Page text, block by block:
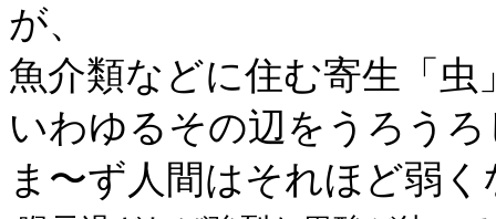
が、
魚介類などに住む寄生「虫
いわゆるその辺をうろう
ま〜ず人間はそれほど弱